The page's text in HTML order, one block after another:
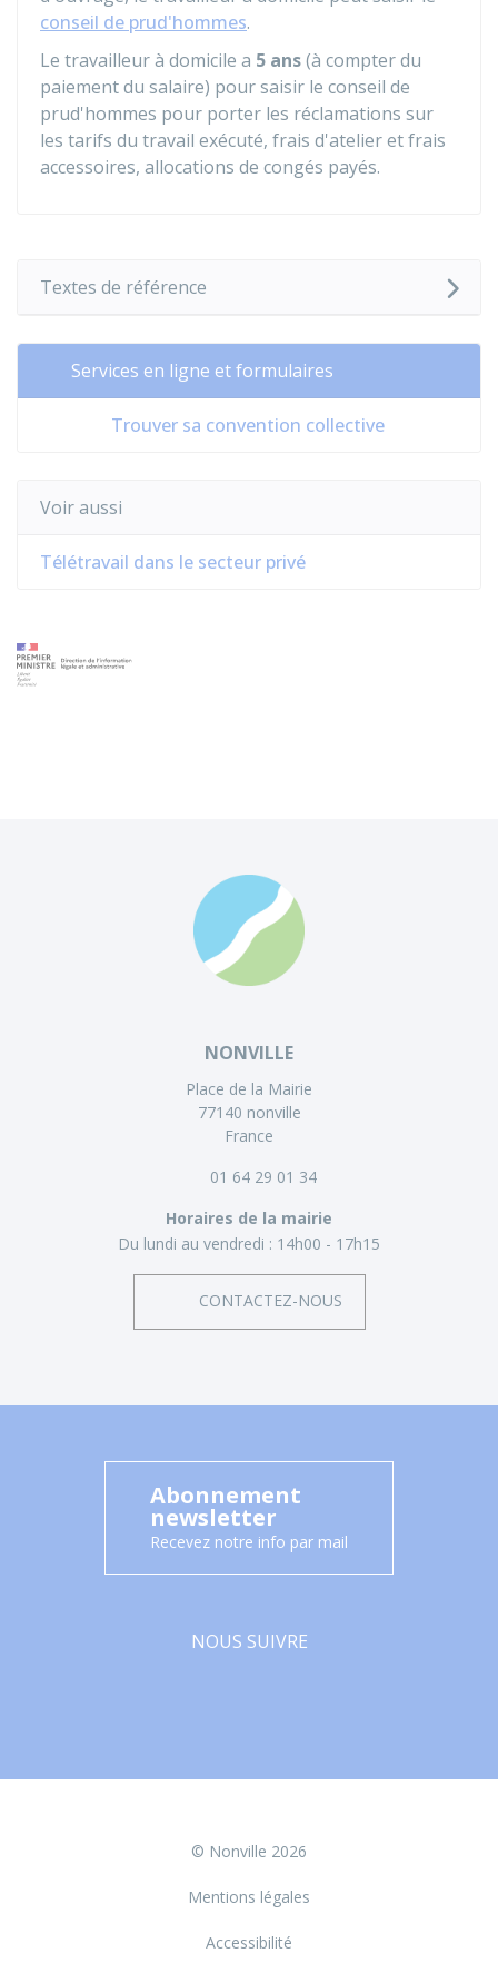
conseil de prud'hommes.
Le travailleur à domicile a 5 ans(à compter du
paiement du salaire) pour saisir le conseil de
prud'hommes pour porter les réclamations sur
les tarifs du travail exécuté, frais d'atelier et frais
accessoires, allocations de congés payés.
Textes de référence
Services en ligne et formulaires
Trouver sa convention collective
Voir aussi
Télétravail dans le secteur privé
NONVILLE
Place de la Mairie
77140 nonville
France
01 64 29 01 34
Horaires de la mairie
Du lundi au vendredi : 14h00 - 17h15
CONTACTEZ-NOUS
Abonnement
newsletter
Recevez notre info par mail
NOUS SUIVRE
© Nonville 2026
Mentions légales
Accessibilité